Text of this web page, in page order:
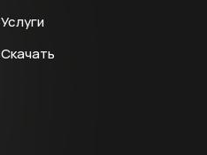
Услуги
Скачать